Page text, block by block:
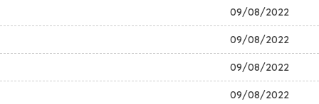
| Nữ chính: Từ Ngộ | Nhân vật phụ: Chu Tư Diễn, Chu Tư
09/08/2022
09/08/2022
09/08/2022
09/08/2022